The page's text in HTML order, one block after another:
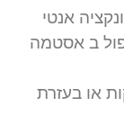
אנטי
ב אסטמה
או בעזרת